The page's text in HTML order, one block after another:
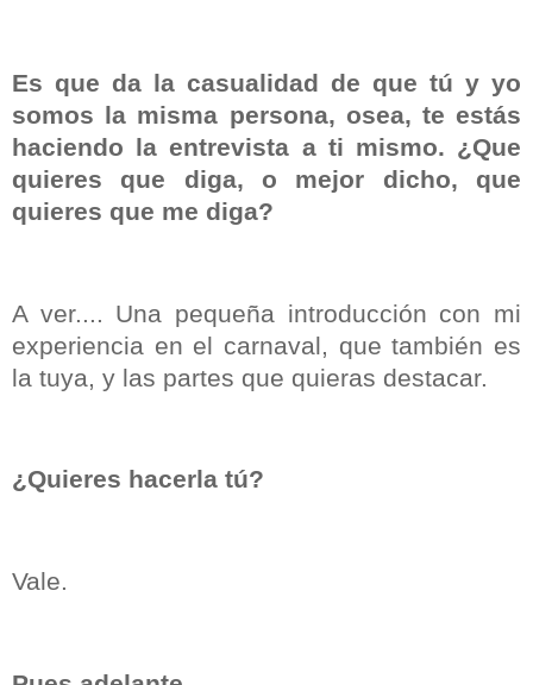
Es que da la casualidad de que tú y yo
somos la misma persona, osea, te estás
haciendo la entrevista a ti mismo. ¿Que
quieres que diga, o mejor dicho, que
quieres que me diga?
A ver.... Una pequeña introducción con mi
experiencia en el carnaval, que también es
la tuya, y las partes que quieras destacar.
¿Quieres hacerla tú?
Vale.